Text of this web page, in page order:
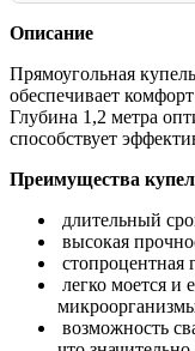
Описание
Прямоугольная
обеспечивает
Глубина 1,2 метра
способствует
Преимущества
длительный
высокая
стопроцентная
легко моется и
возможность